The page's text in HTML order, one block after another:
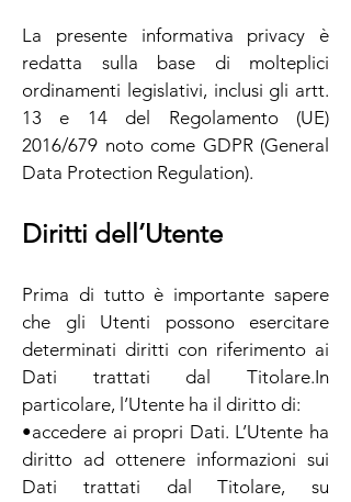
La presente informativa privacy è
redatta sulla base di molteplici
ordinamenti legislativi, inclusi gli artt.
13 e 14 del Regolamento (UE)
2016/679 noto come GDPR (General
Data Protection Regulation).
Diritti dell’Utente
Prima di tutto è importante sapere
che gli Utenti possono esercitare
determinati diritti con riferimento ai
Dati trattati dal Titolare.In
particolare, l’Utente ha il diritto di:
•accedere ai propri Dati. L’Utente ha
diritto ad ottenere informazioni sui
Dati trattati dal Titolare, su